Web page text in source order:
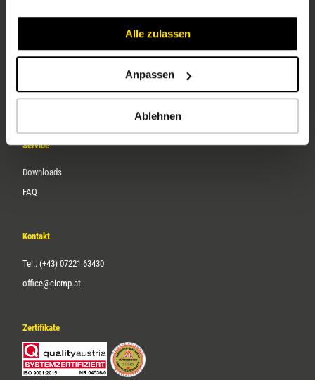
Alle zulassen
Anpassen
Ablehnen
Unternehmen
Karriere
Service
Downloads
FAQ
Kontakt
Tel.: (+43) 07221 63430
office@cicmp.at
Zertifikate